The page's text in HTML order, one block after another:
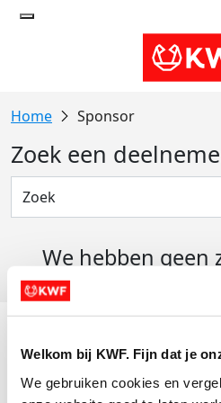
Welkom bij KWF. Fijn dat je
We gebruiken cookies en
Sponsor
Zoek een
We hebben geen
Actiematerialen
Evenementen